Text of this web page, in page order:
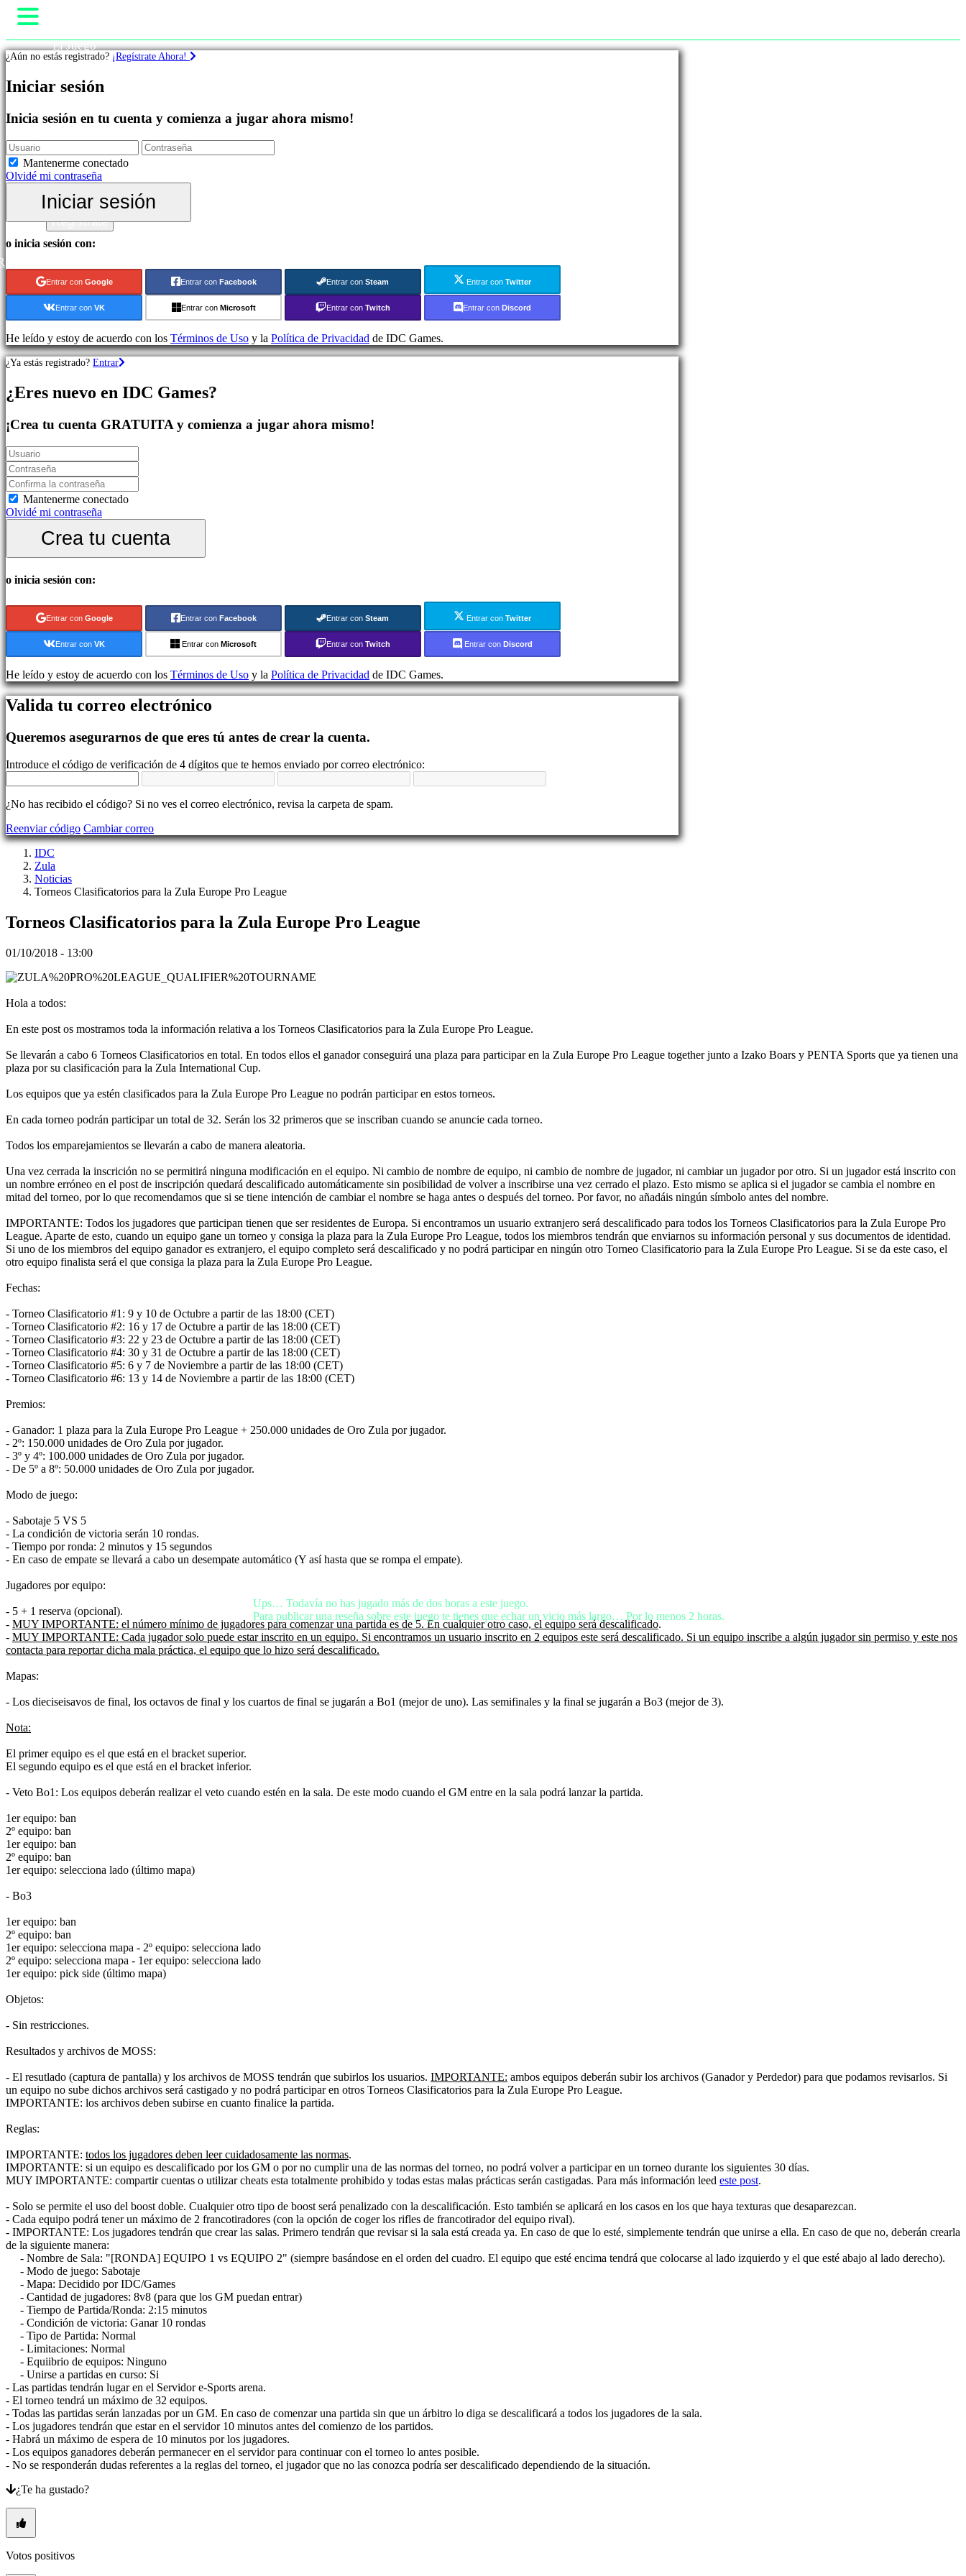
Destacados
Novedades
Free
to
Play
de
de
Estrategia
Juegos
de
Juegos
MMO
Juegos
Juegos
deportes
Juegos
de
Juegos
casual
Juegos
Juegos
Juegos
Juegos
de
lucha
Demos
Comunidad
Eventos
Game
Guías
IDC
Gifts
IDC
Plays
Soporte
FAQ
Regístrate
Iniciar
sesión
Olvidé
mi
contraseña
Cambiar
idioma
AR
BS
CS
DA
DE
EL
EN
ES
FI
FR
HR
IT
JA
KO
NL
NO
PL
PT
RO
RU
SR
SV
TH
TR
UK
ZH
El
El
Juego
Gameplay
Eventos
Game
Media
Guías
Foros
El Juego
Gameplay
Noticias
Guías
Tienda
Iniciar sesión
Regístrate
¿Aún no estás registrado? ¡Regístrate Ahora!
Iniciar sesión
Inicia sesión en tu cuenta y comienza a jugar ahora mismo!
Mantenerme conectado
Olvidé mi contraseña
Iniciar sesión
o inicia sesión con:
Entrar con Google Entrar con Facebook Entrar con Steam Entrar con Twitter
Entrar con VK Entrar con Microsoft Entrar con Twitch Entrar con Discord
He leído y estoy de acuerdo con los Términos de Uso y la Política de Privacidad de IDC Games.
¿Ya estás registrado? Entrar
¿Eres nuevo en IDC Games?
¡Crea tu cuenta GRATUITA y comienza a jugar ahora mismo!
Mantenerme conectado
Olvidé mi contraseña
Crea tu cuenta
o inicia sesión con:
Entrar con Google Entrar con Facebook Entrar con Steam Entrar con Twitter
Entrar con VK Entrar con Microsoft Entrar con Twitch Entrar con Discord
He leído y estoy de acuerdo con los Términos de Uso y la Política de Privacidad de IDC Games.
Valida tu correo electrónico
Queremos asegurarnos de que eres tú antes de crear la cuenta.
Introduce el código de verificación de 4 dígitos que te hemos enviado por correo electrónico:
¿No has recibido el código? Si no ves el correo electrónico, revisa la carpeta de spam.
Reenviar código Cambiar correo
IDC
Zula
Noticias
Torneos Clasificatorios para la Zula Europe Pro League
Torneos Clasificatorios para la Zula Europe Pro League
01/10/2018 - 13:00
Hola a todos:
En este post os mostramos toda la información relativa a los Torneos Clasificatorios para la Zula Europe Pro League.
Se llevarán a cabo 6 Torneos Clasificatorios en total. En todos ellos el ganador conseguirá una plaza para participar en la Zula Europe Pro League together junto a Izako Boars y PENTA Sports que ya tienen una
plaza por su clasificación para la Zula International Cup.
Los equipos que ya estén clasificados para la Zula Europe Pro League no podrán participar en estos torneos.
En cada torneo podrán participar un total de 32. Serán los 32 primeros que se inscriban cuando se anuncie cada torneo.
Todos los emparejamientos se llevarán a cabo de manera aleatoria.
Una vez cerrada la inscrición no se permitirá ninguna modificación en el equipo. Ni cambio de nombre de equipo, ni cambio de nombre de jugador, ni cambiar un jugador por otro. Si un jugador está inscrito con
un nombre erróneo en el post de inscripción quedará descalificado automáticamente sin posibilidad de volver a inscribirse una vez cerrado el plazo. Esto mismo se aplica si el jugador se cambia el nombre en
mitad del torneo, por lo que recomendamos que si se tiene intención de cambiar el nombre se haga antes o después del torneo. Por favor, no añadáis ningún símbolo antes del nombre.
IMPORTANTE: Todos los jugadores que participan tienen que ser residentes de Europa. Si encontramos un usuario extranjero será descalificado para todos los Torneos Clasificatorios para la Zula Europe Pro
League. Aparte de esto, cuando un equipo gane un torneo y consiga la plaza para la Zula Europe Pro League, todos los miembros tendrán que enviarnos su información personal y sus documentos de identidad.
Si uno de los miembros del equipo ganador es extranjero, el equipo completo será descalificado y no podrá participar en ningún otro Torneo Clasificatorio para la Zula Europe Pro League. Si se da este caso, el
otro equipo finalista será el que consiga la plaza para la Zula Europe Pro League.
Fechas:
- Torneo Clasificatorio #1: 9 y 10 de Octubre a partir de las 18:00 (CET)
- Torneo Clasificatorio #2: 16 y 17 de Octubre a partir de las 18:00 (CET)
- Torneo Clasificatorio #3: 22 y 23 de Octubre a partir de las 18:00 (CET)
- Torneo Clasificatorio #4: 30 y 31 de Octubre a partir de las 18:00 (CET)
- Torneo Clasificatorio #5: 6 y 7 de Noviembre a partir de las 18:00 (CET)
- Torneo Clasificatorio #6: 13 y 14 de Noviembre a partir de las 18:00 (CET)
Premios:
- Ganador: 1 plaza para la Zula Europe Pro League + 250.000 unidades de Oro Zula por jugador.
- 2º: 150.000 unidades de Oro Zula por jugador.
- 3º y 4º: 100.000 unidades de Oro Zula por jugador.
- De 5º a 8º: 50.000 unidades de Oro Zula por jugador.
Modo de juego:
- Sabotaje 5 VS 5
- La condición de victoria serán 10 rondas.
- Tiempo por ronda: 2 minutos y 15 segundos
- En caso de empate se llevará a cabo un desempate automático (Y así hasta que se rompa el empate).
Jugadores por equipo:
- 5 + 1 reserva (opcional).
- MUY IMPORTANTE: el número mínimo de jugadores para comenzar una partida es de 5. En cualquier otro caso, el equipo será descalificado.
- MUY IMPORTANTE: Cada jugador solo puede estar inscrito en un equipo. Si encontramos un usuario inscrito en 2 equipos este será descalificado. Si un equipo inscribe a algún jugador sin permiso y este nos
contacta para reportar dicha mala práctica, el equipo que lo hizo será descalificado.
Mapas:
- Los dieciseisavos de final, los octavos de final y los cuartos de final se jugarán a Bo1 (mejor de uno). Las semifinales y la final se jugarán a Bo3 (mejor de 3).
Nota:
El primer equipo es el que está en el bracket superior.
El segundo equipo es el que está en el bracket inferior.
- Veto Bo1: Los equipos deberán realizar el veto cuando estén en la sala. De este modo cuando el GM entre en la sala podrá lanzar la partida.
1er equipo: ban
2º equipo: ban
1er equipo: ban
2º equipo: ban
1er equipo: selecciona lado (último mapa)
- Bo3
1er equipo: ban
2º equipo: ban
1er equipo: selecciona mapa - 2º equipo: selecciona lado
2º equipo: selecciona mapa - 1er equipo: selecciona lado
1er equipo: pick side (último mapa)
Objetos:
- Sin restricciones.
Resultados y archivos de MOSS:
- El resutlado (captura de pantalla) y los archivos de MOSS tendrán que subirlos los usuarios. IMPORTANTE: ambos equipos deberán subir los archivos (Ganador y Perdedor) para que podamos revisarlos. Si
un equipo no sube dichos archivos será castigado y no podrá participar en otros Torneos Clasificatorios para la Zula Europe Pro League.
IMPORTANTE: los archivos deben subirse en cuanto finalice la partida.
Reglas:
IMPORTANTE: todos los jugadores deben leer cuidadosamente las normas.
IMPORTANTE: si un equipo es descalificado por los GM o por no cumplir una de las normas del torneo, no podrá volver a participar en un torneo durante los siguientes 30 días.
MUY IMPORTANTE: compartir cuentas o utilizar cheats esta totalmente prohibido y todas estas malas prácticas serán castigadas. Para más información leed este post.
- Solo se permite el uso del boost doble. Cualquier otro tipo de boost será penalizado con la descalificación. Esto también se aplicará en los casos en los que haya texturas que desaparezcan.
- Cada equipo podrá tener un máximo de 2 francotiradores (con la opción de coger los rifles de francotirador del equipo rival).
- IMPORTANTE: Los jugadores tendrán que crear las salas. Primero tendrán que revisar si la sala está creada ya. En caso de que lo esté, simplemente tendrán que unirse a ella. En caso de que no, deberán crearla
de la siguiente manera:
- Nombre de Sala: "[RONDA] EQUIPO 1 vs EQUIPO 2" (siempre basándose en el orden del cuadro. El equipo que esté encima tendrá que colocarse al lado izquierdo y el que esté abajo al lado derecho).
- Modo de juego: Sabotaje
- Mapa: Decidido por IDC/Games
- Cantidad de jugadores: 8v8 (para que los GM puedan entrar)
- Tiempo de Partida/Ronda: 2:15 minutos
- Condición de victoria: Ganar 10 rondas
- Tipo de Partida: Normal
- Limitaciones: Normal
- Equiibrio de equipos: Ninguno
- Unirse a partidas en curso: Si
- Las partidas tendrán lugar en el Servidor e-Sports arena.
- El torneo tendrá un máximo de 32 equipos.
- Todas las partidas serán lanzadas por un GM. En caso de comenzar una partida sin que un árbitro lo diga se descalificará a todos los jugadores de la sala.
- Los jugadores tendrán que estar en el servidor 10 minutos antes del comienzo de los partidos.
- Habrá un máximo de espera de 10 minutos por los jugadores.
- Los equipos ganadores deberán permanecer en el servidor para continuar con el torneo lo antes posible.
- No se responderán dudas referentes a la reglas del torneo, el jugador que no las conozca podría ser descalificado dependiendo de la situación.
¿Te ha gustado?
Votos positivos
Ups… Todavía no has jugado más de dos horas a este juego.
Para publicar una reseña sobre este juego te tienes que echar un vicio más largo… Por lo menos 2 horas.